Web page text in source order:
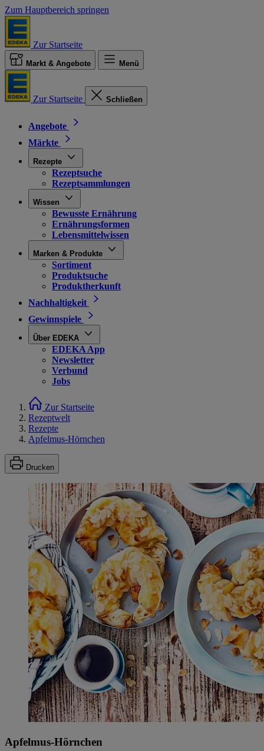
Zum Hauptbereich springen
Zur Startseite
Markt & Angebote Menü
Zur Startseite Schließen
Angebote
Märkte
Rezepte
Rezeptsuche
Rezeptsammlungen
Wissen
Bewusste Ernährung
Ernährungsformen
Lebensmittelwissen
Marken & Produkte
Sortiment
Produktsuche
Produktherkunft
Nachhaltigkeit
Gewinnspiele
Über EDEKA
EDEKA App
Newsletter
Verbund
Jobs
Zur Startseite
Rezeptwelt
Rezepte
Apfelmus-Hörnchen
Drucken
Apfelmus-Hörnchen